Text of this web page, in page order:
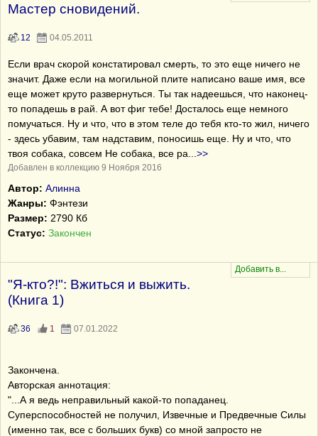
Мастер сновидений.
12 04.05.2011
Если врач скорой констатировал смерть, то это еще ничего не
значит. Даже если на могильной плите написано ваше имя, все
еще может круто развернуться. Ты так надеешься, что наконец-
то попадешь в рай. А вот фиг тебе! Досталось еще немного
помучаться. Ну и что, что в этом теле до тебя кто-то жил, ничего
- здесь убавим, там надставим, поносишь еще. Ну и что, что
твоя собака, совсем Не собака, все ра
>>
Добавлен в коллекцию 9 Ноября 2016
Автор: Алинна
Жанры: Фэнтези
Размер: 2790 Кб
Статус: Закончен
"Я-кто?!": Вжиться и выжить.
(Книга 1)
36 1 07.01.2022
Закончена.
Авторская аннотация:
"...А я ведь неправильный какой-то попаданец.
Суперспособностей не получил, Извечные и Предвечные Силы
(именно так, все с больших букв) со мной запросто не